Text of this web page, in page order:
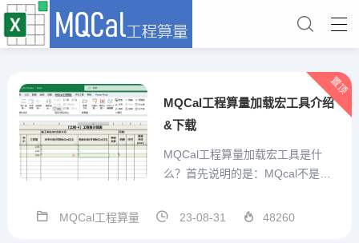
MQCal工程算量加载宏工具介绍
&下载
MQCal工程算量加载宏工具是什
么？首先说明的是：MQcal不是一
值工具。他是我本人结合手工算量
MQCal工程算量 23-08-31 48260
置顶